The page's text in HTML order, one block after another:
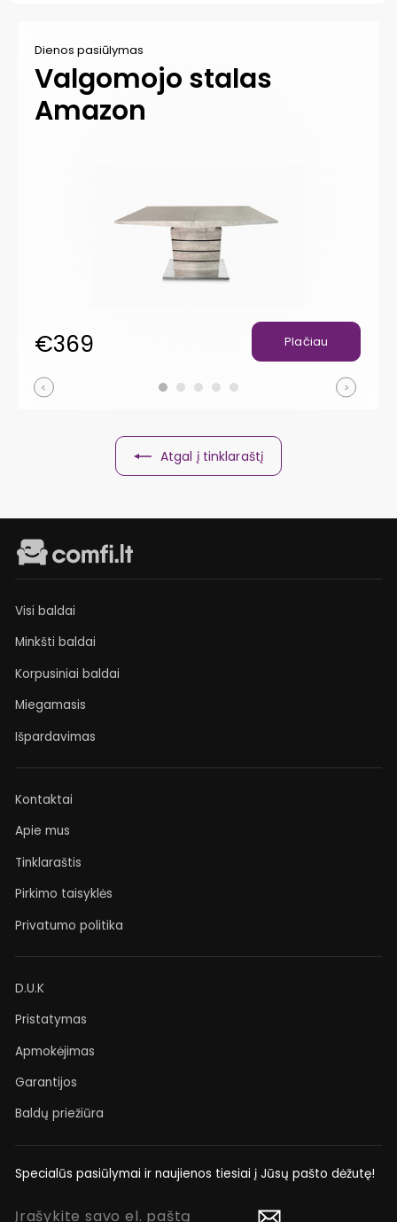
Dienos pasiūlymas
Valgomojo stalas
Amazon
€369 Plačiau
Atgal į tinklaraštį
Visi baldai
Minkšti baldai
Korpusiniai baldai
Miegamasis
Išpardavimas
Kontaktai
Apie mus
Tinklaraštis
Pirkimo taisyklės
Privatumo politika
D.U.K
Pristatymas
Apmokėjimas
Garantijos
Baldų priežiūra
Specialūs pasiūlymai ir naujienos tiesiai į Jūsų pašto dėžutę!
ĮRAŠYKITE